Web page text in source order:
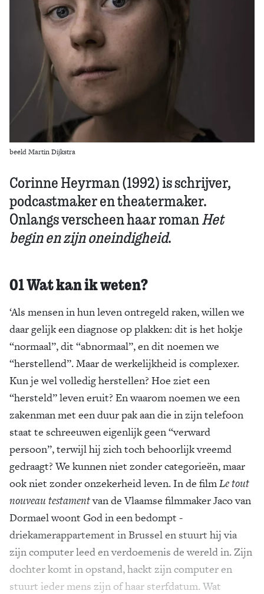
beeld Martin Dijkstra
Corinne Heyrman (1992) is schrijver,
podcastmaker en theatermaker.
Onlangs verscheen haar romanHet
begin en zijn oneindigheid.
01 Wat kan ik weten?
‘Als mensen in hun leven ontregeld raken, willen we
daar gelijk een ­diagnose op plakken: dit is het hokje
“normaal”, dit “abnormaal”, en dit noemen we
“herstellend”. Maar de werkelijkheid is complexer.
Kun je wel volledig herstellen? Hoe ziet een
“hersteld” leven eruit? En waarom noemen we een
zakenman met een duur pak aan die in zijn telefoon
staat te schreeuwen eigenlijk geen “verward
persoon”, terwijl hij zich toch behoorlijk vreemd
gedraagt? We kunnen niet zonder categorieën, maar
ook niet zonder onzekerheid leven. In de filmLe tout
nouveau testamentvan de Vlaamse filmmaker Jaco van
Dormael woont God in een bedompt ­
driekamerappartement in Brussel en stuurt hij via
zijn computer leed en verdoemenis de wereld in. Zijn
dochter komt in opstand, hackt zijn computer en
stuurt ieder mens zijn of haar sterfdatum. Wat